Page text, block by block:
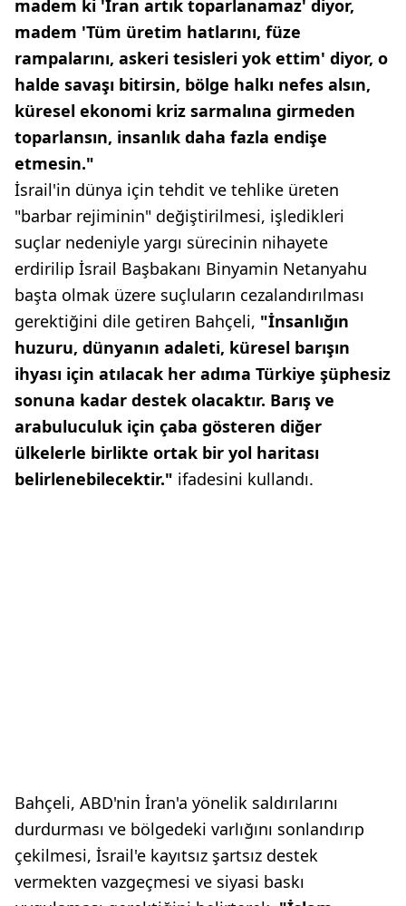
madem ki 'İran artık toparlanamaz' diyor,
madem 'Tüm üretim hatlarını, füze
rampalarını, askeri tesisleri yok ettim' diyor, o
halde savaşı bitirsin, bölge halkı nefes alsın,
küresel ekonomi kriz sarmalına girmeden
toparlansın, insanlık daha fazla endişe
etmesin."
İsrail'in dünya için tehdit ve tehlike üreten
"barbar rejiminin" değiştirilmesi, işledikleri
suçlar nedeniyle yargı sürecinin nihayete
erdirilip İsrail Başbakanı Binyamin Netanyahu
başta olmak üzere suçluların cezalandırılması
gerektiğini dile getiren Bahçeli, "İnsanlığın
huzuru, dünyanın adaleti, küresel barışın
ihyası için atılacak her adıma Türkiye şüphesiz
sonuna kadar destek olacaktır. Barış ve
arabuluculuk için çaba gösteren diğer
ülkelerle birlikte ortak bir yol haritası
belirlenebilecektir." ifadesini kullandı.
Bahçeli, ABD'nin İran'a yönelik saldırılarını
durdurması ve bölgedeki varlığını sonlandırıp
çekilmesi, İsrail'e kayıtsız şartsız destek
vermekten vazgeçmesi ve siyasi baskı